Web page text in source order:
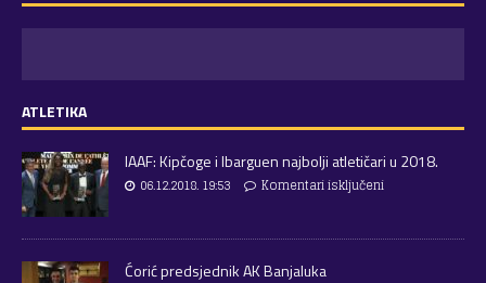
ATLETIKA
IAAF: Kipčoge i Ibarguen najbolji atletičari u 2018.
06.12.2018. 19:53 Komentari isključeni
Ćorić predsjednik AK Banjaluka